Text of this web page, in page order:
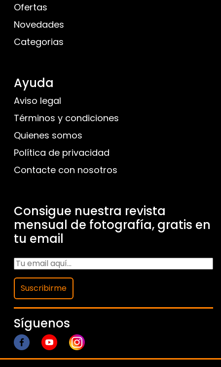
Ofertas
Novedades
Categorias
Ayuda
Aviso legal
Términos y condiciones
Quienes somos
Política de privacidad
Contacte con nosotros
Consigue nuestra revista
mensual de fotografía, gratis en
tu email
Suscribirme
Síguenos